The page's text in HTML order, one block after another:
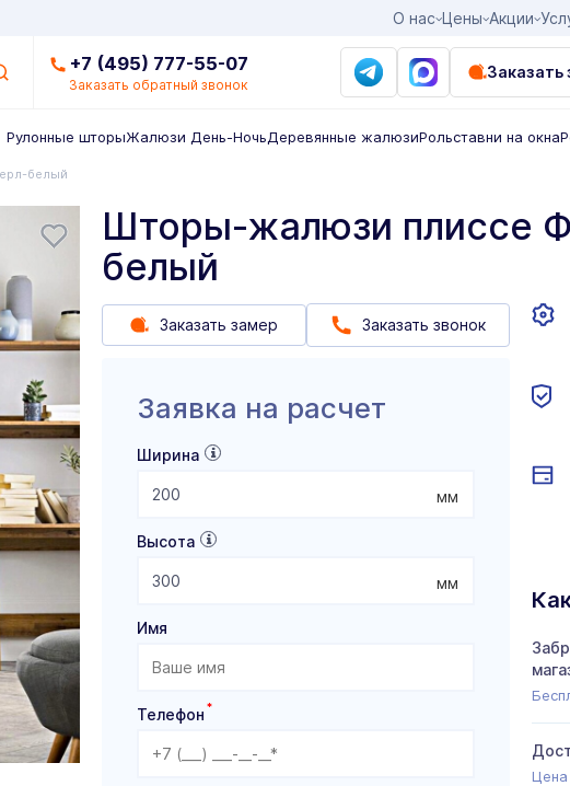
О нас Цены Акции
+7 (495) 777-55-07
Заказать обратный звонок
Заказать
Рулонные шторыЖалюзи День-НочьДеревянные жалюзиРольставни на окна
белый
Шторы-жалюзи плиссе
белый
Заказать замер Заказать звонок
Заявка на расчет
Ширина
мм
Высота
мм
Имя
Телефон *
Цена